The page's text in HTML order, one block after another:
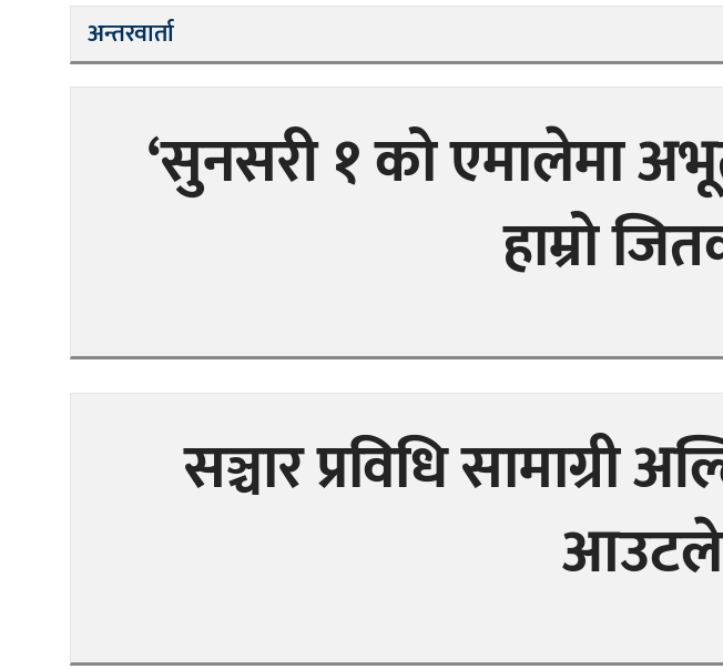
अन्तरवार्ता
‘सुनसरी १ को एमालेमा
हाम्रो
सञ्चार प्रविधि सामाग्री